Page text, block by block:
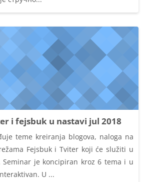
i fejsbuk u nastavi jul 2018
teme kreiranja blogova, naloga na
Fejsbuk i Tviter koji će služiti u
Seminar je koncipiran kroz 6 tema i u
U ...